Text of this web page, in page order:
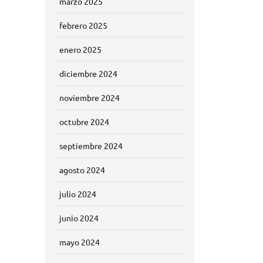
febrero 2025
enero 2025
diciembre 2024
noviembre 2024
octubre 2024
septiembre 2024
agosto 2024
julio 2024
junio 2024
mayo 2024